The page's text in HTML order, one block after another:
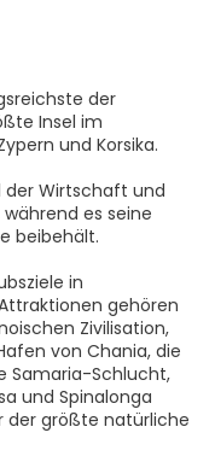
der
Insel im
und Korsika.
der Wirtschaft und
es seine
beibehält.
in
gehören
Zivilisation,
von Chania, die
Samaria-Schlucht,
und Spinalonga
der größte natürliche